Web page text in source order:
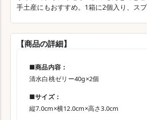
手土産にもおすすめ。1箱に2個入り、スプ
【商品の詳細】
■商品内容：
清水白桃ゼリー40g×2個
■サイズ：
縦7.0cm×横12.0cm×高さ3.0cm